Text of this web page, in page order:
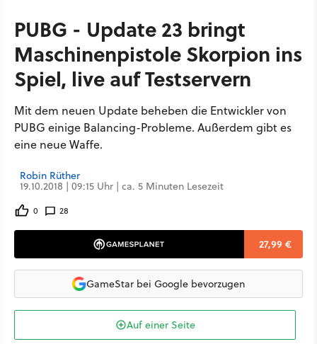
PUBG - Update 23 bringt
Maschinenpistole Skorpion ins
Spiel, live auf Testservern
Mit dem neuen Update beheben die Entwickler von
PUBG einige Balancing-Probleme. Außerdem gibt es
eine neue Waffe.
Robin Rüther
19.10.2018 | 09:15 Uhr | ca. 5 Minuten Lesezeit
0 28
27,99 €
GameStar bei Google bevorzugen
Auf einer Seite